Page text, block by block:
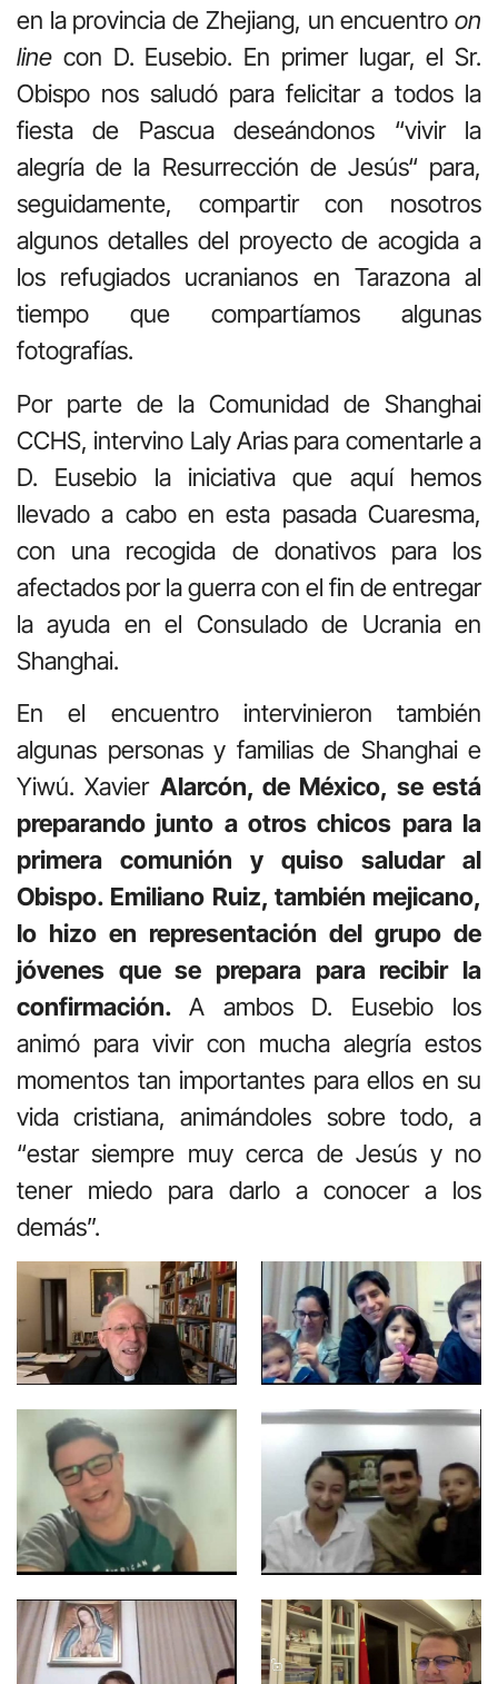
en la provincia de Zhejiang, un encuentro on
line con D. Eusebio. En primer lugar, el Sr.
Obispo nos saludó para felicitar a todos la
fiesta de Pascua deseándonos “vivir la
alegría de la Resurrección de Jesús“ para,
seguidamente, compartir con nosotros
algunos detalles del proyecto de acogida a
los refugiados ucranianos en Tarazona al
tiempo que compartíamos algunas
fotografías.
Por parte de la Comunidad de Shanghai
CCHS, intervino Laly Arias para comentarle a
D. Eusebio la iniciativa que aquí hemos
llevado a cabo en esta pasada Cuaresma,
con una recogida de donativos para los
afectados por la guerra con el fin de entregar
la ayuda en el Consulado de Ucrania en
Shanghai.
En el encuentro intervinieron también
algunas personas y familias de Shanghai e
Yiwú. Xavier Alarcón, de México, se está
preparando junto a otros chicos para la
primera comunión y quiso saludar al
Obispo. Emiliano Ruiz, también mejicano,
lo hizo en representación del grupo de
jóvenes que se prepara para recibir la
confirmación. A ambos D. Eusebio los
animó para vivir con mucha alegría estos
momentos tan importantes para ellos en su
vida cristiana, animándoles sobre todo, a
“estar siempre muy cerca de Jesús y no
tener miedo para darlo a conocer a los
demás”.